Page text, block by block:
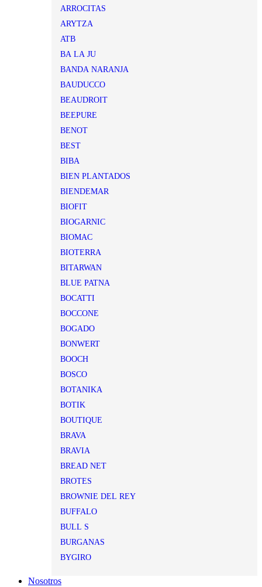
ARROCITAS
ARYTZA
ATB
BA LA JU
BANDA NARANJA
BAUDUCCO
BEAUDROIT
BEEPURE
BENOT
BEST
BIBA
BIEN PLANTADOS
BIENDEMAR
BIOFIT
BIOGARNIC
BIOMAC
BIOTERRA
BITARWAN
BLUE PATNA
BOCATTI
BOCCONE
BOGADO
BONWERT
BOOCH
BOSCO
BOTANIKA
BOTIK
BOUTIQUE
BRAVA
BRAVIA
BREAD NET
BROTES
BROWNIE DEL REY
BUFFALO
BULL S
BURGANAS
BYGIRO
Nosotros